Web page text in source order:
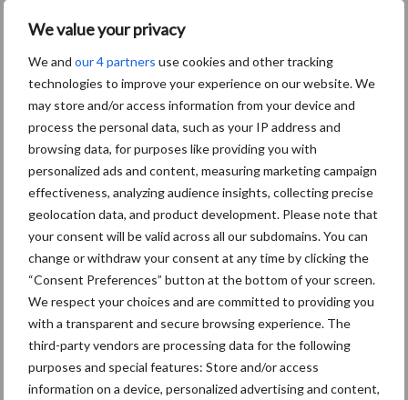
We value your privacy
We and our 4 partners use cookies and other tracking
technologies to improve your experience on our website. We
may store and/or access information from your device and
process the personal data, such as your IP address and
browsing data, for purposes like providing you with
personalized ads and content, measuring marketing campaign
effectiveness, analyzing audience insights, collecting precise
geolocation data, and product development. Please note that
your consent will be valid across all our subdomains. You can
change or withdraw your consent at any time by clicking the
“Consent Preferences” button at the bottom of your screen.
We respect your choices and are committed to providing you
with a transparent and secure browsing experience. The
third-party vendors are processing data for the following
purposes and special features: Store and/or access
information on a device, personalized advertising and content,
Primaire
Sidebar
Recent nieuws Partner nieuws
5 aug
“Vraag naar praktische
hygieneoplossingen is in Polen
groter dan ooit”
5 aug
Eliminatieprotocol voor
Mycoplasma hyopneumoniae
Toon meer